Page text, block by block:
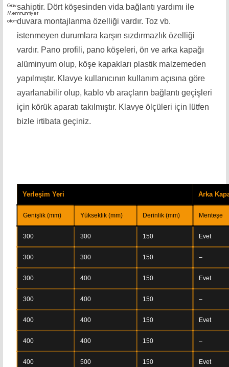
sahiptir. Dört köşesinden vida bağlantı yardımı ile
duvara montajlanma özelliği vardır. Toz vb.
istenmeyen durumlara karşın sızdırmazlık özelliği
vardır. Pano profili, pano köşeleri, ön ve arka kapağı
alüminyum olup, köşe kapakları plastik malzemeden
yapılmıştır. Klavye kullanıcının kullanım açısına göre
ayarlanabilir olup, kablo vb araçların bağlantı geçişleri
için körük aparatı takılmıştır. Klavye ölçüleri için lütfen
bizle irtibata geçiniz.
Yerleşim Yeri Arka
Genişlik (mm) Yükseklik (mm) Derinlik (mm) Menteşe
300 300 150 Evet
300 300 150 –
300 400 150 Evet
300 400 150 –
400 400 150 Evet
400 400 150 –
400 500 150 Evet